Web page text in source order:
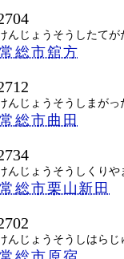
んじょうそうしたてが
総市舘方
んじょうそうしまがっ
総市曲田
んじょうそうしくりや
総市栗山新田
んじょうそうしはらじ